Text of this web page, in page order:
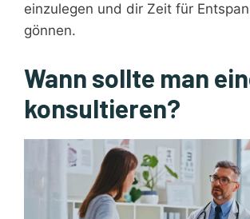
einzulegen und dir Zeit für
gönnen.
Wann sollte man
konsultieren?